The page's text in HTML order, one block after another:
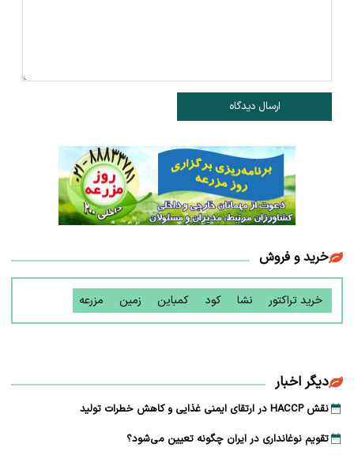
ارسال دیدگاه
خرید و فروش
خرید تراکتور نشا کود کمباین زمین مزرعه
دیگر اخبار
نقش HACCP در ارتقای ایمنی غذایی و کاهش خطرات تولید
تقویم نوغانداری در ایران چگونه تعیین می‌شود؟